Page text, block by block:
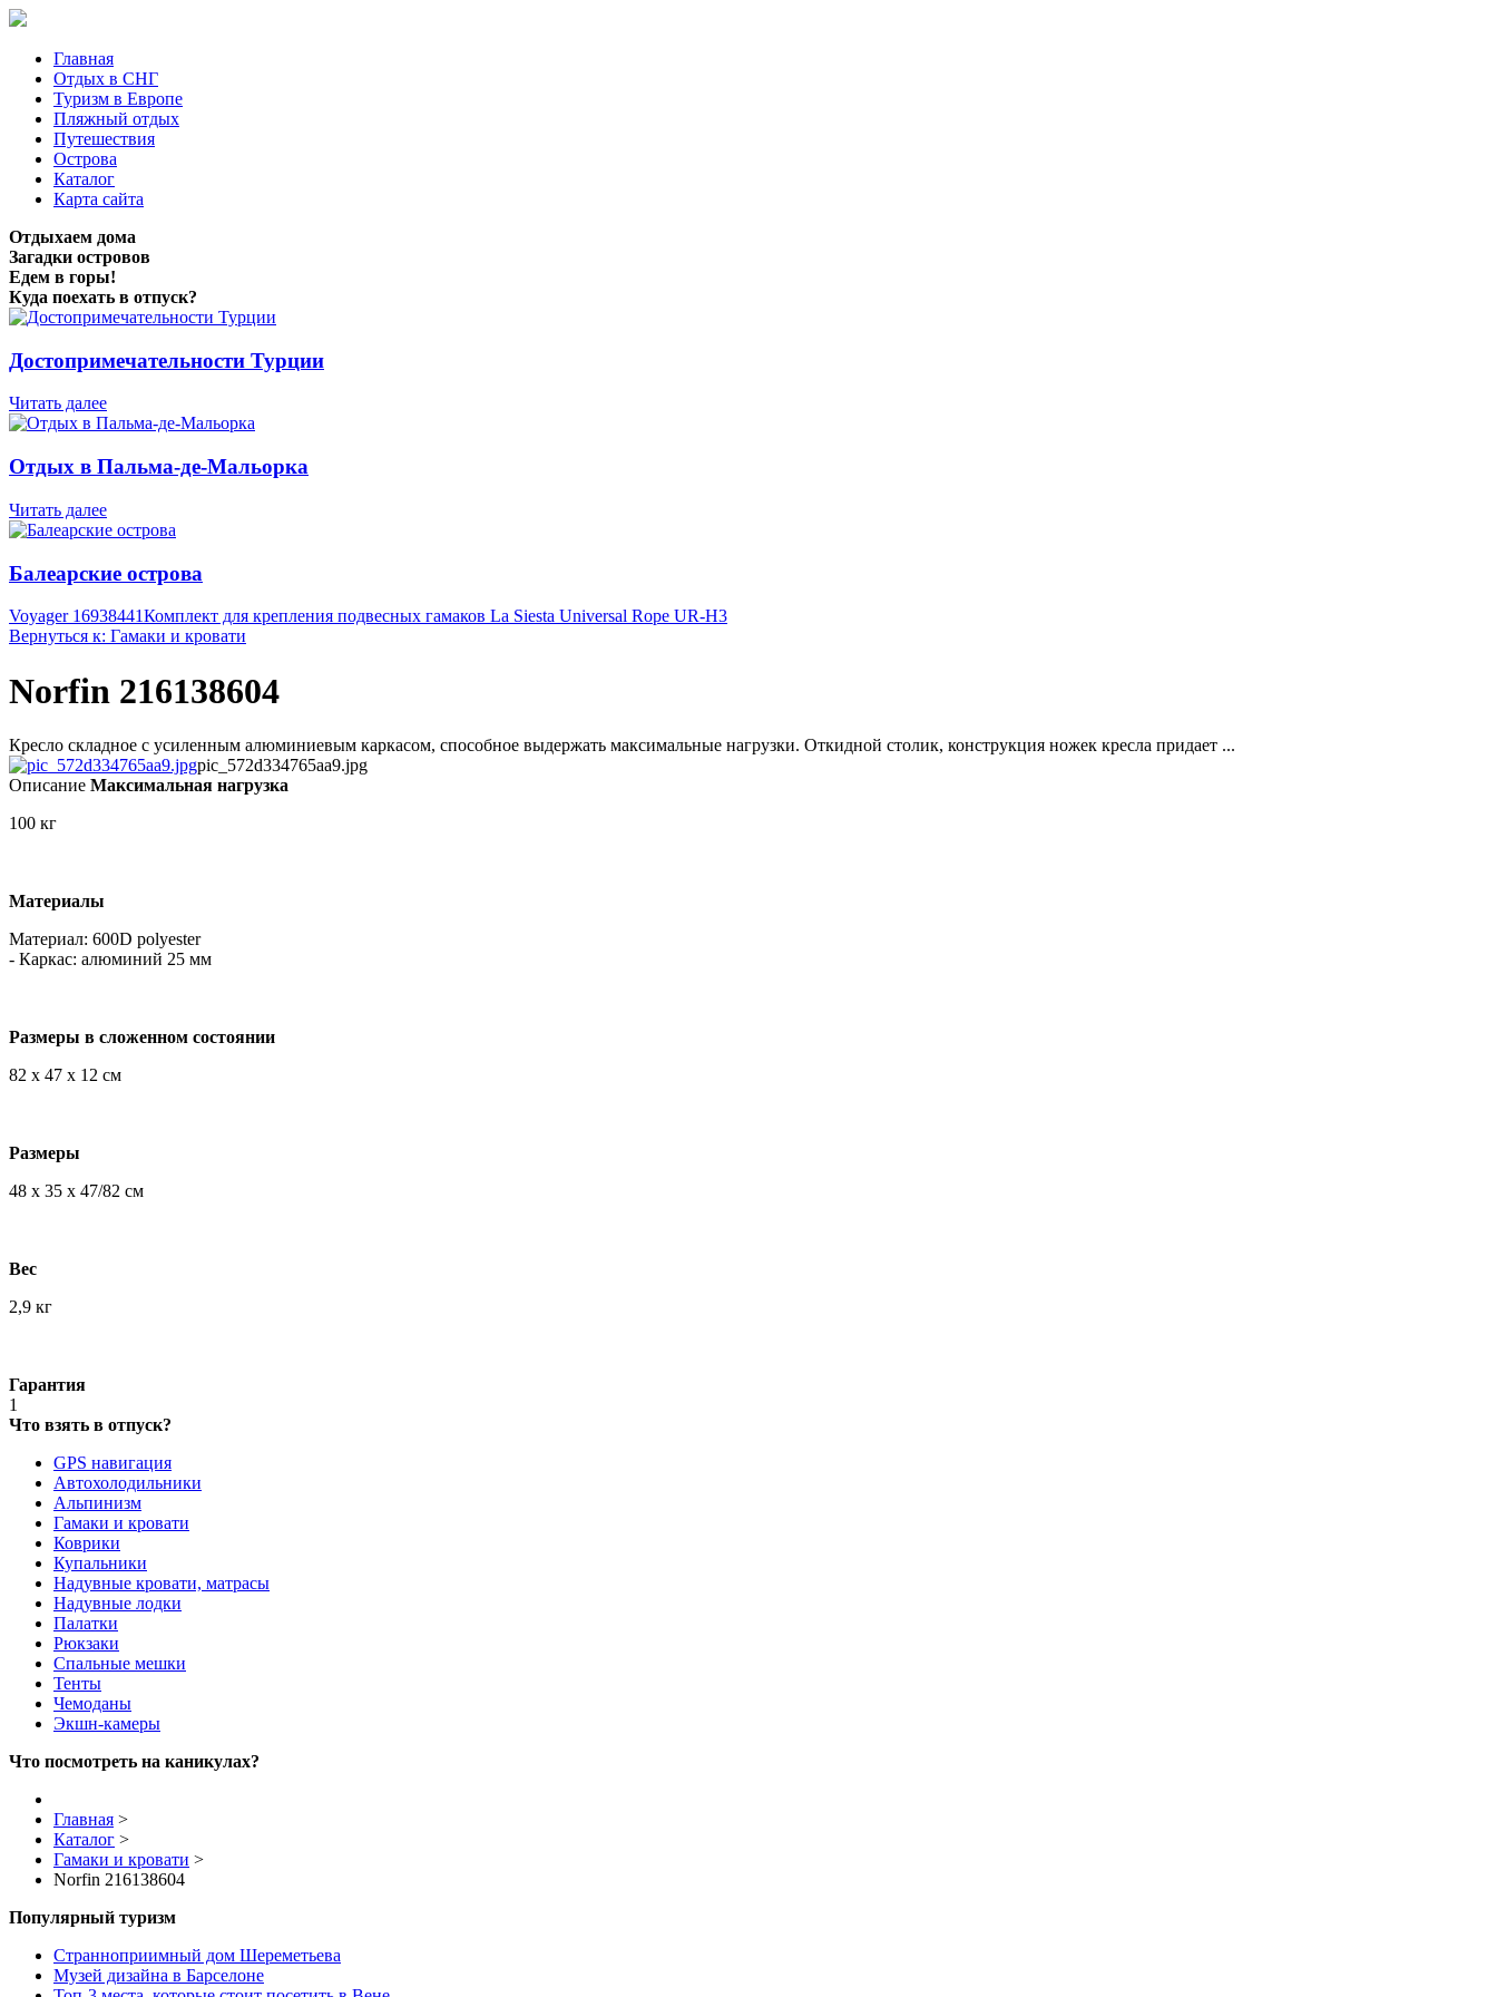
Главная
Отдых в СНГ
Туризм в Европе
Пляжный отдых
Путешествия
Острова
Каталог
Карта сайта
Отдыхаем дома
Загадки островов
Едем в горы!
Куда поехать в отпуск?
Достопримечательности Турции
Читать далее
Отдых в Пальма-де-Мальорка
Читать далее
Балеарские острова
Voyager 16938441Комплект для крепления подвесных гамаков La Siesta Universal Rope UR-H3
Вернуться к: Гамаки и кровати
Norfin 216138604
Кресло складное с усиленным алюминиевым каркасом, способное выдержать максимальные нагрузки. Откидной столик, конструкция ножек кресла придает ...
pic_572d334765aa9.jpg
Описание Максимальная нагрузка
100 кг
Материалы
Материал: 600D polyester
- Каркас: алюминий 25 мм
Размеры в сложенном состоянии
82 x 47 x 12 см
Размеры
48 x 35 x 47/82 см
Вес
2,9 кг
Гарантия
1
Что взять в отпуск?
GPS навигация
Автохолодильники
Альпинизм
Гамаки и кровати
Коврики
Купальники
Надувные кровати, матрасы
Надувные лодки
Палатки
Рюкзаки
Спальные мешки
Тенты
Чемоданы
Экшн-камеры
Что посмотреть на каникулах?
Главная >
Каталог >
Гамаки и кровати >
Norfin 216138604
Популярный туризм
Странноприимный дом Шереметьева
Музей дизайна в Барселоне